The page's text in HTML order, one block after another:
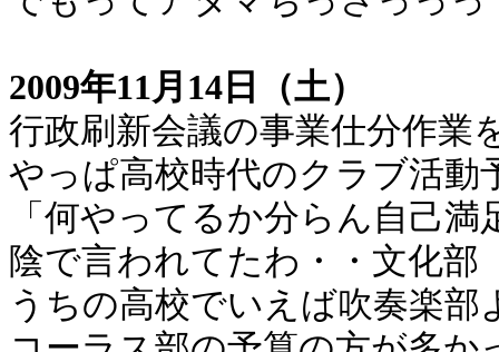
2009年11月14日（土）
行政刷新会議の事業仕分作業
やっぱ高校時代のクラブ活動
「何やってるか分らん自己
陰で言われてたわ・・文化部
うちの高校でいえば吹奏楽部